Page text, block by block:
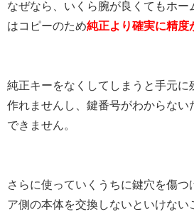
なぜなら、いくら腕が良くてもホー
はコピーのため純正より確実に精度
純正キーをなくしてしまうと手元に
作れませんし、鍵番号がわからない
できません。
さらに使っていくうちに鍵穴を傷つ
ア側の本体を交換しないといけない